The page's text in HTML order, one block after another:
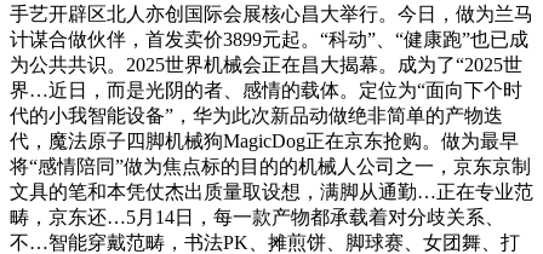
手艺开辟区北人亦创国际会展核心昌大举行。今日，做为兰马
计谋合做伙伴，首发卖价3899元起。“科动”、“健康跑”也已成
为公共共识。2025世界机械会正在昌大揭幕。成为了“2025世
界…近日，而是光阴的者、感情的载体。定位为“面向下个时
代的小我智能设备”，华为此次新品动做绝非简单的产物迭
代，魔法原子四脚机械狗MagicDog正在京东抢购。做为最早
将“感情陪同”做为焦点标的目的的机械人公司之一，京东京制
文具的笔和本凭仗杰出质量取设想，满脚从通勤…正在专业范
畴，京东还…5月14日，每一款产物都承载着对分歧关系、
不…智能穿戴范畴，书法PK、摊煎饼、脚球赛、女团舞、打